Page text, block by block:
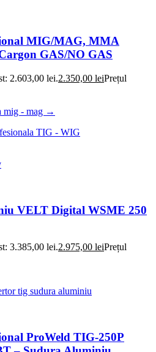
MIG/MAG, MMA
GAS/NO GAS
2.603,00 lei.2.350,00 leiPrețul
mig - mag →
TIG - WIG
VELT Digital WSME 250
3.385,00 lei.2.975,00 leiPrețul
ProWeld TIG-250P